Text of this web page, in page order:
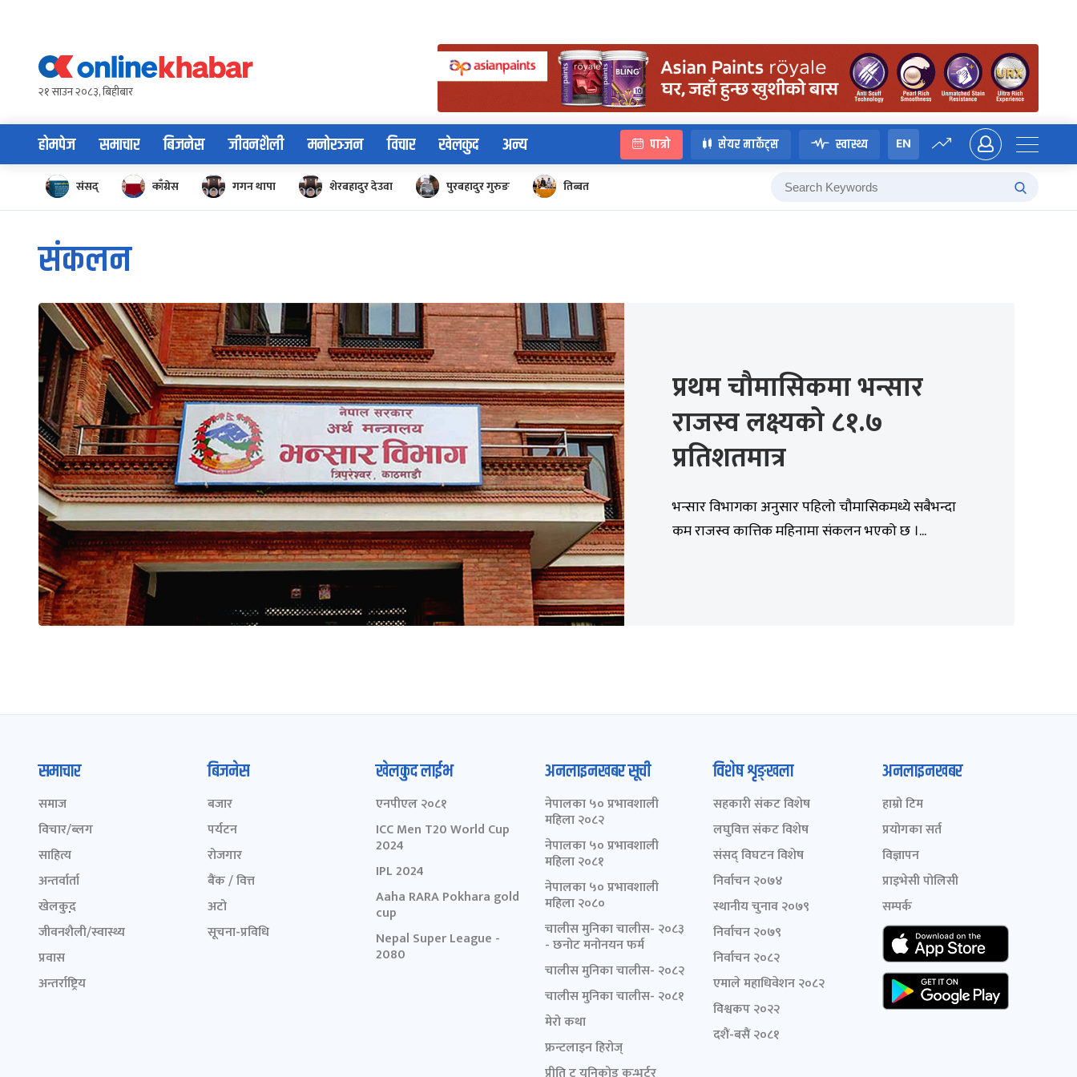
content२१ साउन २०८३, बिहीबार
होमपेज समाचार बिजनेस जीवनशैली मनोरञ्जन विचार खेलकुद अन्य पात्रो सेयर मार्केट्स स्वास्थ्य EN
संसद् काँग्रेस गगन थापा शेरबहादुर देउवा पुरबहादुर गुरुङ तिब्बत
संकलन
प्रथम चौमासिकमा भन्सार
राजस्व लक्ष्यको ८१.७
प्रतिशतमात्र
भन्सार विभागका अनुसार पहिलो चौमासिकमध्ये सबैभन्दा
कम राजस्व कात्तिक महिनामा संकलन भएको छ ।...
समाचार
समाज
विचार/ब्लग
साहित्य
अन्तर्वार्ता
खेलकुद़़
जीवनशैली/स्वास्थ्य
प्रवास
अन्तर्राष्ट्रिय
बिजनेस
बजार
पर्यटन
रोजगार
बैंक / वित्त
अटो
सूचना-प्रविधि
खेलकुद लाईभ
एनपीएल २०८१
ICC Men T20 World Cup
2024
IPL 2024
Aaha RARA Pokhara gold
cup
Nepal Super League -
2080
अनलाइनखबर सूची
नेपालका ५० प्रभावशाली
महिला २०८२
नेपालका ५० प्रभावशाली
महिला २०८१
नेपालका ५० प्रभावशाली
महिला २०८०
चालीस मुनिका चालीस- २०८३
- छनोट मनोनयन फर्म
चालीस मुनिका चालीस- २०८२
चालीस मुनिका चालीस- २०८१
मेरो कथा
फ्रन्टलाइन हिरोज्
विशेष शृङ्खला
सहकारी संकट विशेष
लघुवित्त संकट विशेष
संसद् विघटन विशेष
निर्वाचन २०७४
स्थानीय चुनाव २०७९
निर्वाचन २०७९
निर्वाचन २०८२
एमाले महाधिवेशन २०८२
विश्वकप २०२२
दशैं-बसैं २०८१
अनलाइनखबर
हाम्रो टिम
प्रयोगका सर्त
विज्ञापन
प्राइभेसी पोलिसी
सम्पर्क